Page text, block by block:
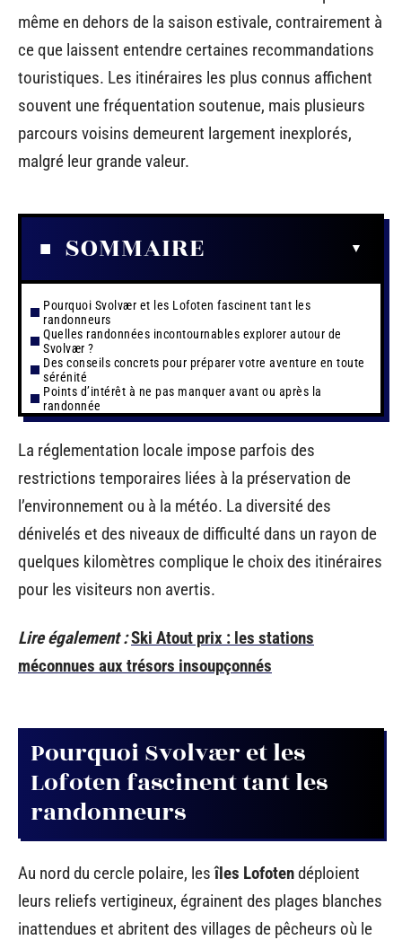
même en dehors de la saison estivale, contrairement à
ce que laissent entendre certaines recommandations
touristiques. Les itinéraires les plus connus affichent
souvent une fréquentation soutenue, mais plusieurs
parcours voisins demeurent largement inexplorés,
malgré leur grande valeur.
SOMMAIRE
Pourquoi Svolvær et les Lofoten fascinent tant les
randonneurs
Quelles randonnées incontournables explorer autour de
Svolvær ?
Des conseils concrets pour préparer votre aventure en toute
sérénité
Points d’intérêt à ne pas manquer avant ou après la
randonnée
La réglementation locale impose parfois des
restrictions temporaires liées à la préservation de
l’environnement ou à la météo. La diversité des
dénivelés et des niveaux de difficulté dans un rayon de
quelques kilomètres complique le choix des itinéraires
pour les visiteurs non avertis.
Lire également :Ski Atout prix : les stations
méconnues aux trésors insoupçonnés
Pourquoi Svolvær et les
Lofoten fascinent tant les
randonneurs
Au nord du cercle polaire, lesîles Lofotendéploient
leurs reliefs vertigineux, égrainent des plages blanches
inattendues et abritent des villages de pêcheurs où le